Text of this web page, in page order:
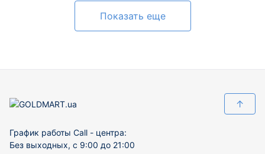
Показать еще
↑
График работы Call - центра:
Без выходных, с 9:00 до 21:00